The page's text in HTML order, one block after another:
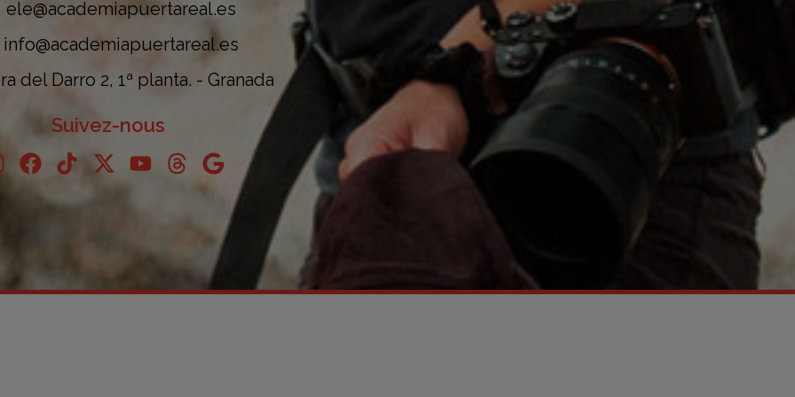
ele@academiapuertareal.es
info@academiapuertareal.es
del Darro 2, 1ª planta. - Granada
Suivez-nous